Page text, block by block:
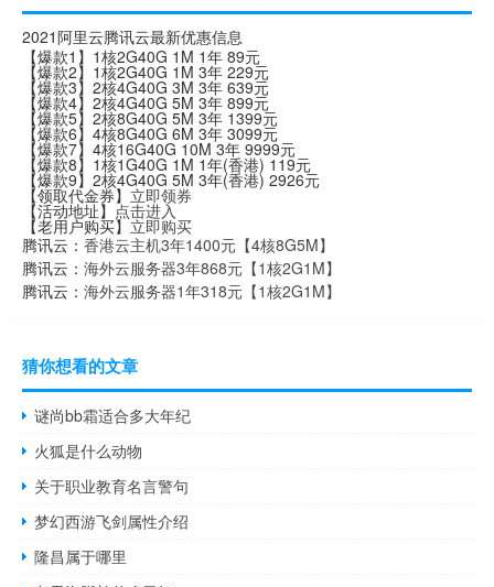
2021阿里云腾讯云最新优惠信息
【爆款1】1核2G40G 1M 1年 89元
【爆款2】1核2G40G 1M 3年 229元
【爆款3】2核4G40G 3M 3年 639元
【爆款4】2核4G40G 5M 3年 899元
【爆款5】2核8G40G 5M 3年 1399元
【爆款6】4核8G40G 6M 3年 3099元
【爆款7】4核16G40G 10M 3年 9999元
【爆款8】1核1G40G 1M 1年(香港) 119元
【爆款9】2核4G40G 5M 3年(香港) 2926元
【领取代金券】 立即领券
【活动地址】 点击进入
【老用户购买】立即购买
腾讯云： 香港云主机3年1400元【4核8G5M】
腾讯云： 海外云服务器3年868元【1核2G1M】
腾讯云： 海外云服务器1年318元【1核2G1M】
猜你想看的文章
谜尚bb霜适合多大年纪
火狐是什么动物
关于职业教育名言警句
梦幻西游飞剑属性介绍
隆昌属于哪里